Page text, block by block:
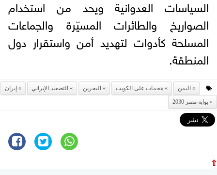
السياسات العدوانية ويحد من استخدام
الصواريخ والطائرات المسيّرة والجماعات
المسلحة كأدوات لتهديد أمن واستقرار دول
المنطقة.
اليمن هجمات على الكويت البحرين التصعيد الإيراني
إيران
بوابة مصر 2030
⇧